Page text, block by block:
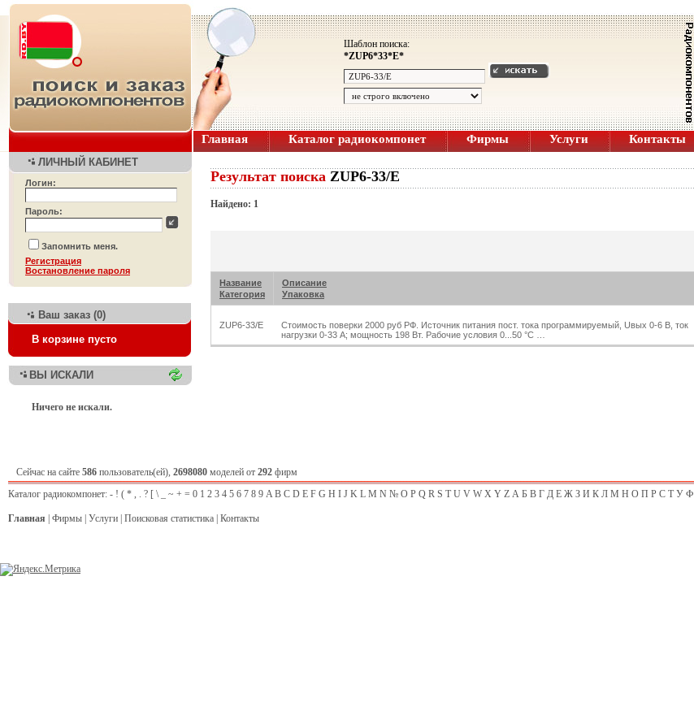
Шаблон поиска:
*ZUP6*33*E*
Главная Каталог радиокомпонет Фирмы Услуги Контакты
ЛИЧНЫЙ КАБИНЕТ
Логин:
Пароль:
Запомнить меня.
Регистрация
Bостановление пароля
Ваш заказ (0)
В корзине пусто
ВЫ ИСКАЛИ
Ничего не искали.
Результат поиска ZUP6-33/E
Найдено: 1
Название
Категория
Описание
Упаковка
ZUP6-33/E
Стоимость поверки 2000 руб РФ. Источник питания пост. тока программируемый, Uвых 0-6 В, ток
нагрузки 0-33 А; мощность 198 Вт. Рабочие условия 0...50 °C …
Сейчас на сайте 586 пользователь(ей), 2698080 моделей от 292 фирм
Каталог радиокомпонет: - ! ( * , . ? [ \ ~ + = 0 1 2 3 4 5 6 7 8 9 A B C D E F G H I J K L M N № O P Q R S T U V W X Y Z А Б В Г Д Е Ж З И К Л М Н О П Р С Т У Ф
Главная Фирмы Услуги Поисковая статистика Контакты